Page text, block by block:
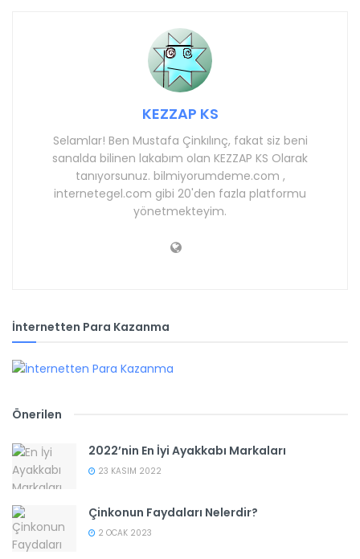
KEZZAP KS
Selamlar! Ben Mustafa Çinkılınç, fakat siz beni
sanalda bilinen lakabım olan KEZZAP KS Olarak
tanıyorsunuz. bilmiyorumdeme.com ,
internetegel.com gibi 20'den fazla platformu
yönetmekteyim.
İnternetten Para Kazanma
Önerilen
2022’nin En İyi Ayakkabı Markaları
23 KASIM 2022
Çinkonun Faydaları Nelerdir?
2 OCAK 2023